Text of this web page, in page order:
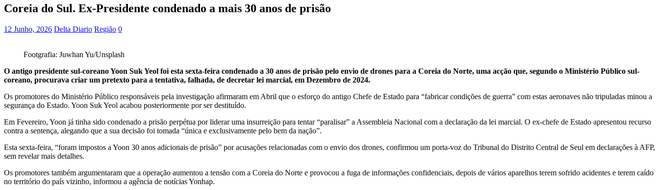
Coreia do Sul. Ex-Presidente condenado a mais 30 anos de prisão
12 Junho, 2026 Delta Diario Região 0
Footgrafia: Juwhan Yu/Unsplash
O antigo presidente sul-coreano Yoon Suk Yeol foi esta sexta-feira condenado a 30 anos de prisão pelo envio de drones para a Coreia do Norte, uma acção que, segundo o Ministério Público sul-
coreano, procurava criar um pretexto para a tentativa, falhada, de decretar lei marcial, em Dezembro de 2024.
Os promotores do Ministério Público responsáveis pela investigação afirmaram em Abril que o esforço do antigo Chefe de Estado para “fabricar condições de guerra” com estas aeronaves não tripuladas minou a
segurança do Estado. Yoon Suk Yeol acabou posteriormente por ser destituído.
Em Fevereiro, Yoon já tinha sido condenado a prisão perpétua por liderar uma insurreição para tentar “paralisar” a Assembleia Nacional com a declaração da lei marcial. O ex-chefe de Estado apresentou recurso
contra a sentença, alegando que a sua decisão foi tomada “única e exclusivamente pelo bem da nação”.
Esta sexta-feira, “foram impostos a Yoon 30 anos adicionais de prisão” por acusações relacionadas com o envio dos drones, confirmou um porta-voz do Tribunal do Distrito Central de Seul em declarações à AFP,
sem revelar mais detalhes.
Os promotores também argumentaram que a operação aumentou a tensão com a Coreia do Norte e provocou a fuga de informações confidenciais, depois de vários aparelhos terem sofrido acidentes e terem caído
no território do país vizinho, informou a agência de notícias Yonhap.